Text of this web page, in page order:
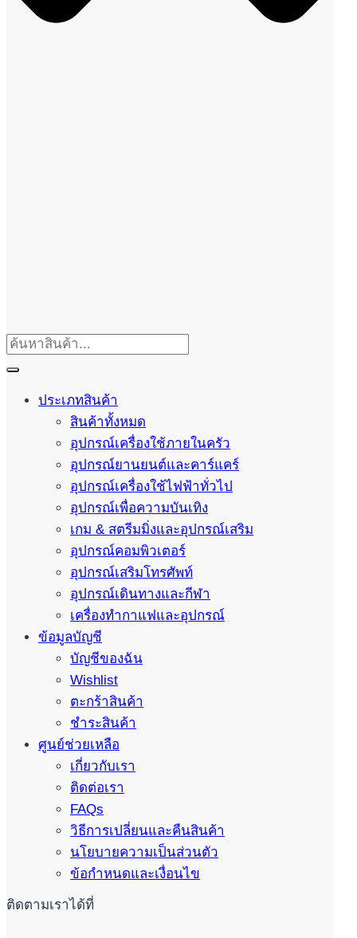
ประเภทสินค้า
สินค้าทั้งหมด
อุปกรณ์เครื่องใช้ภายในครัว
อุปกรณ์ยานยนต์และคาร์แคร์
อุปกรณ์เครื่องใช้ไฟฟ้าทั่วไป
อุปกรณ์เพื่อความบันเทิง
เกม & สตรีมมิ่งและอุปกรณ์เสริม
อุปกรณ์คอมพิวเตอร์
อุปกรณ์เสริมโทรศัพท์
อุปกรณ์เดินทางและกีฬา
เครื่องทำกาแฟและอุปกรณ์
ข้อมูลบัญชี
บัญชีของฉัน
Wishlist
ตะกร้าสินค้า
ชำระสินค้า
ศูนย์ช่วยเหลือ
เกี่ยวกับเรา
ติดต่อเรา
FAQs
วิธีการเปลี่ยนและคืนสินค้า
นโยบายความเป็นส่วนตัว
ข้อกำหนดและเงื่อนไข
ติดตามเราได้ที่